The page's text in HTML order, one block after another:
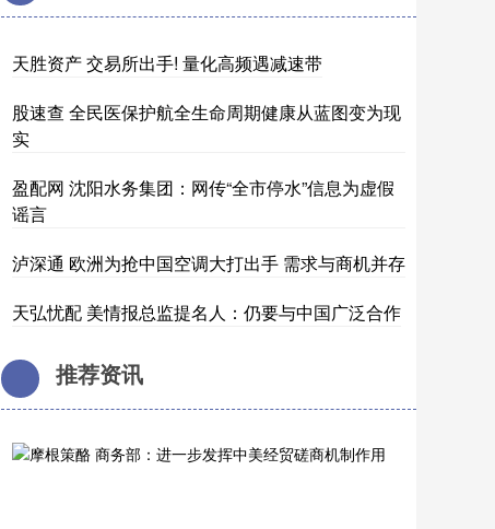
天胜资产 交易所出手! 量化高频遇减速带
股速查 全民医保护航全生命周期健康从蓝图变为现
实
盈配网 沈阳水务集团：网传“全市停水”信息为虚假
谣言
泸深通 欧洲为抢中国空调大打出手 需求与商机并存
天弘忧配 美情报总监提名人：仍要与中国广泛合作
推荐资讯